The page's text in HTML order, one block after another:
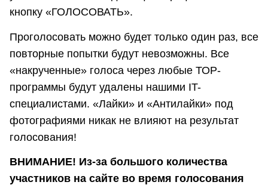
кнопку «ГОЛОСОВАТЬ».
Проголосовать можно будет только один раз, все
повторные попытки будут невозможны. Все
«накрученные» голоса через любые ТОР-
программы будут удалены нашими IT-
специалистами. «Лайки» и «Антилайки» под
фотографиями никак не влияют на результат
голосования!
ВНИМАНИЕ! Из-за большого количества
участников на сайте во время голосования